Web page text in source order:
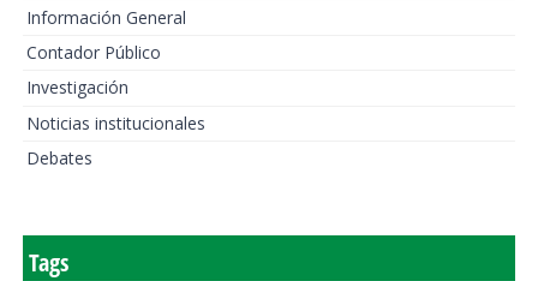
Información General
Contador Público
Investigación
Noticias institucionales
Debates
Tags